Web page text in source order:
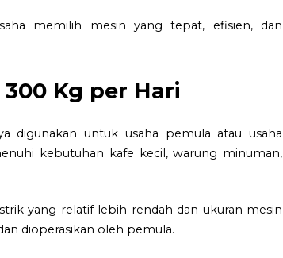
memilih mesin yang tepat, efisien, dan
Kg per Hari
digunakan untuk usaha pemula atau usaha
kebutuhan kafe kecil, warung minuman,
yang relatif lebih rendah dan ukuran mesin
dioperasikan oleh pemula.